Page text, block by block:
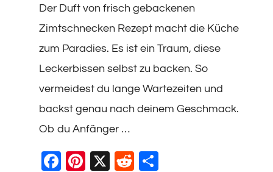
7
Geheimnisse
Für
Fluffigen
Der Duft von frisch gebackenen
Zimtschnecken Rezept macht die Küche
zum Paradies. Es ist ein Traum, diese
Leckerbissen selbst zu backen. So
vermeidest du lange Wartezeiten und
backst genau nach deinem Geschmack.
Ob du Anfänger …
Facebook
Pinterest
X Reddit